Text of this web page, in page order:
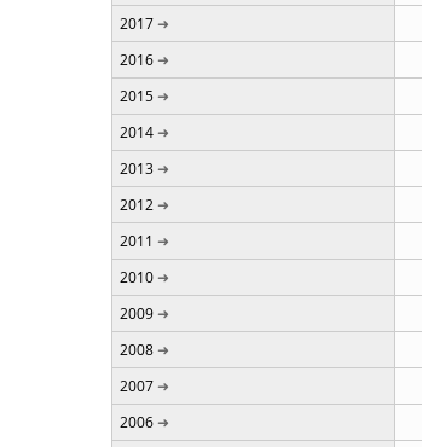
2017
2016
2015
2014
2013
2012
2011
2010
2009
2008
2007
2006